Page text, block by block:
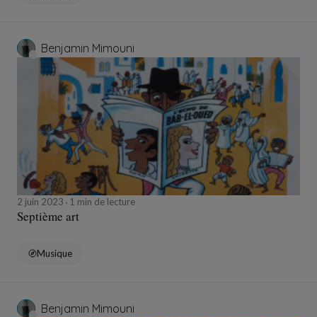
Benjamin Mimouni
2 juin 2023 1 min de lecture
Septième art
Musique
Benjamin Mimouni